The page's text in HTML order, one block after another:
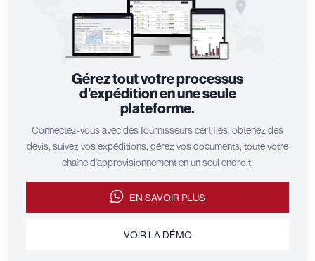
Gérez tout votre processus
d'expédition en une seule
plateforme.
Connectez-vous avec des fournisseurs certifiés, obtenez des
devis, suivez vos expéditions, gérez vos documents, toute votre
chaîne d'approvisionnement en un seul endroit.
EN SAVOIR PLUS
VOIR LA DÉMO